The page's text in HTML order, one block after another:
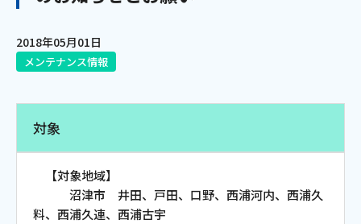
電話
動画配信
2018年05月01日
メンテナンス情報
対象
【対象地域】
沼津市 井田、戸田、口野、西浦河内、西浦久
料、西浦久連、西浦古宇